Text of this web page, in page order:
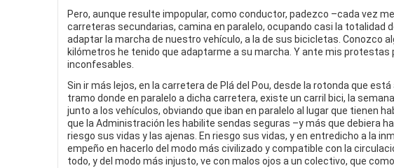
Pero, aunque resulte impopular, como conductor, padezco –cada vez
carreteras secundarias, camina en paralelo, ocupando casi la totalidad
adaptar la marcha de nuestro vehículo, a la de sus bicicletas. Conozco
kilómetros he tenido que adaptarme a su marcha. Y ante mis protestas
inconfesables.
Sin ir más lejos, en la carretera de Plá del Pou, desde la rotonda que
tramo donde en paralelo a dicha carretera, existe un carril bici, la
junto a los vehículos, obviando que iban en paralelo al lugar que tienen
que la Administración les habilite sendas seguras –y más que debiera
riesgo sus vidas y las ajenas. En riesgo sus vidas, y en entredicho a la
empeño en hacerlo del modo más civilizado y compatible con la
todo, y del modo más injusto, ve con malos ojos a un colectivo, que